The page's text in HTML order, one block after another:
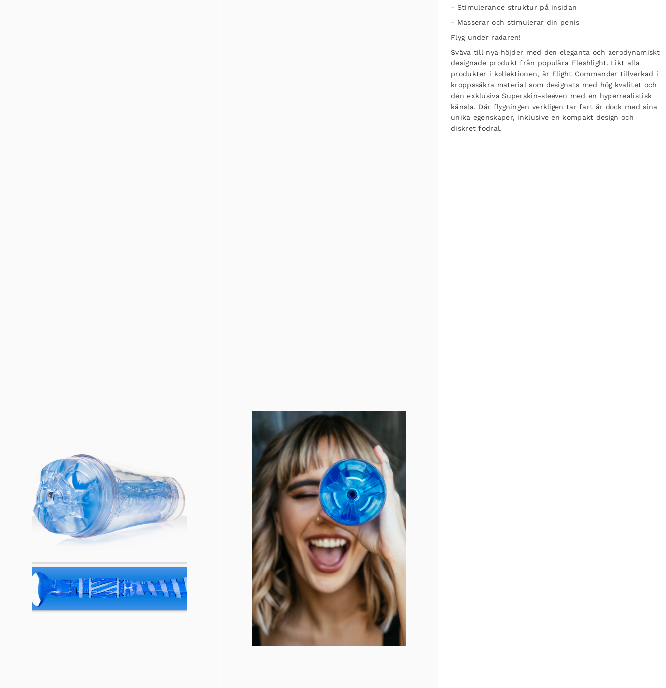
- Stimulerande struktur på insidan
- Masserar och stimulerar din penis
Flyg under radaren!
Sväva till nya höjder med den eleganta och aerodynamiskt
designade produkt från populära Fleshlight. Likt alla
produkter i kollektionen, är Flight Commander tillverkad i
kroppssäkra material som designats med hög kvalitet och
den exklusiva Superskin-sleeven med en hyperrealistisk
känsla. Där flygningen verkligen tar fart är dock med sina
unika egenskaper, inklusive en kompakt design och
diskret fodral.